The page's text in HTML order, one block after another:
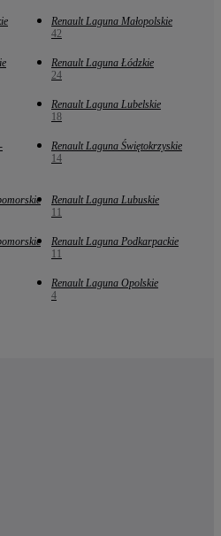
Renault Laguna Małopolskie
42
Renault Laguna Łódzkie
24
Renault Laguna Lubelskie
18
Renault Laguna Świętokrzyskie
14
Renault Laguna Lubuskie
11
Renault Laguna Podkarpackie
11
Renault Laguna Opolskie
4